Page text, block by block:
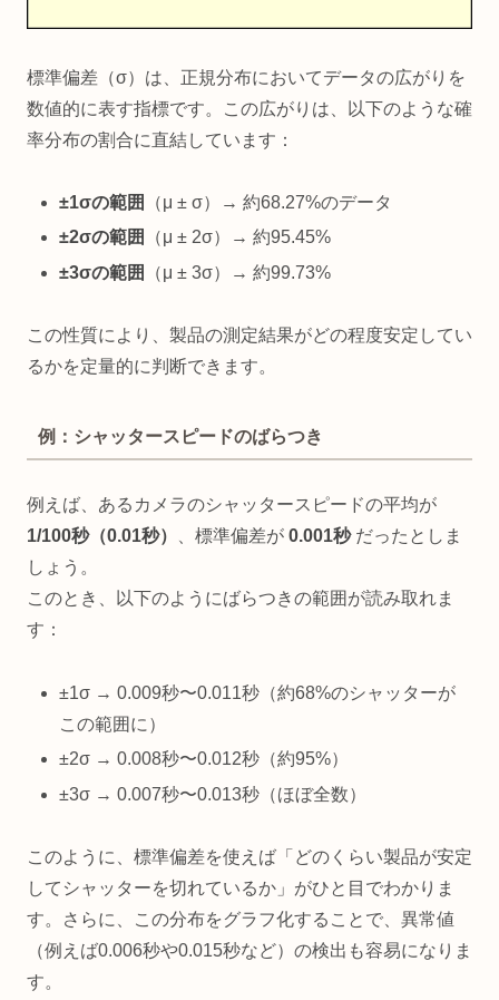
標準偏差（σ）は、正規分布においてデータの広がりを
数値的に表す指標です。この広がりは、以下のような確
率分布の割合に直結しています：
±1σの範囲
（μ ± σ）→ 約68.27%のデータ
±2σの範囲
（μ ± 2σ）→ 約95.45%
±3σの範囲
（μ ± 3σ）→ 約99.73%
この性質により、製品の測定結果がどの程度安定してい
るかを定量的に判断できます。
例：シャッタースピードのばらつき
例えば、あるカメラのシャッタースピードの平均が
1/100秒（0.01秒）
、標準偏差が 0.001秒だったとしま
しょう。
このとき、以下のようにばらつきの範囲が読み取れま
す：
±1σ → 0.009秒〜0.011秒（約68%のシャッターが
この範囲に）
±2σ → 0.008秒〜0.012秒（約95%）
±3σ → 0.007秒〜0.013秒（ほぼ全数）
このように、標準偏差を使えば「どのくらい製品が安定
してシャッターを切れているか」がひと目でわかりま
す。さらに、この分布をグラフ化することで、異常値
（例えば0.006秒や0.015秒など）の検出も容易になりま
す。